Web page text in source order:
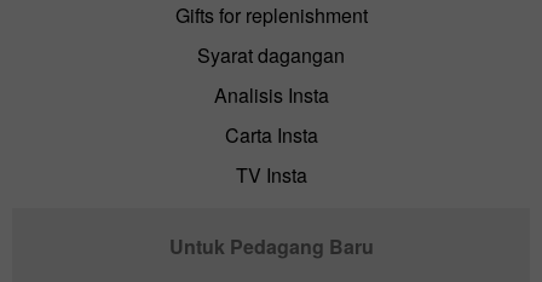
Gifts for replenishment
Syarat dagangan
Analisis Insta
Carta Insta
TV Insta
Untuk Pedagang Baru